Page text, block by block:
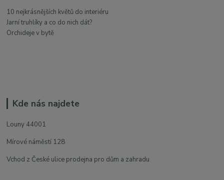
10 nejkrásnějších květů do interiéru
Jarní truhlíky a co do nich dát?
Orchideje v bytě
Kde nás najdete
Louny 44001
Mírové náměstí 128
Vchod z České ulice prodejna pro dům a zahradu